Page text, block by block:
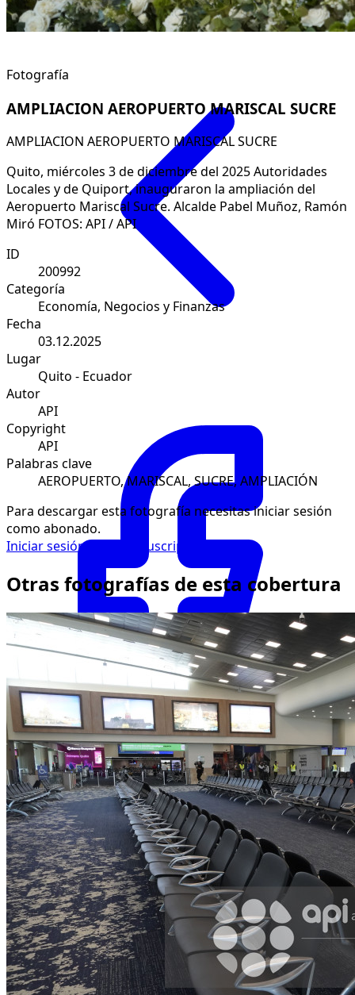
Facebook
Fotografía
AMPLIACION AEROPUERTO MARISCAL SUCRE
AMPLIACION AEROPUERTO MARISCAL SUCRE
Quito, miércoles 3 de diciembre del 2025 Autoridades
Locales y de Quiport, inauguraron la ampliación del
Aeropuerto Mariscal Sucre. Alcalde Pabel Muñoz, Ramón
Miró FOTOS: API / API
ID
200992
Categoría
Economía, Negocios y Finanzas
Fecha
03.12.2025
Lugar
Quito - Ecuador
Autor
API
Copyright
API
Palabras clave
AEROPUERTO, MARISCAL, SUCRE, AMPLIACIÓN
Para descargar esta fotografía necesitas iniciar sesión
como abonado.
Iniciar sesiónSolicitar suscripción
Otras fotografías de esta cobertura